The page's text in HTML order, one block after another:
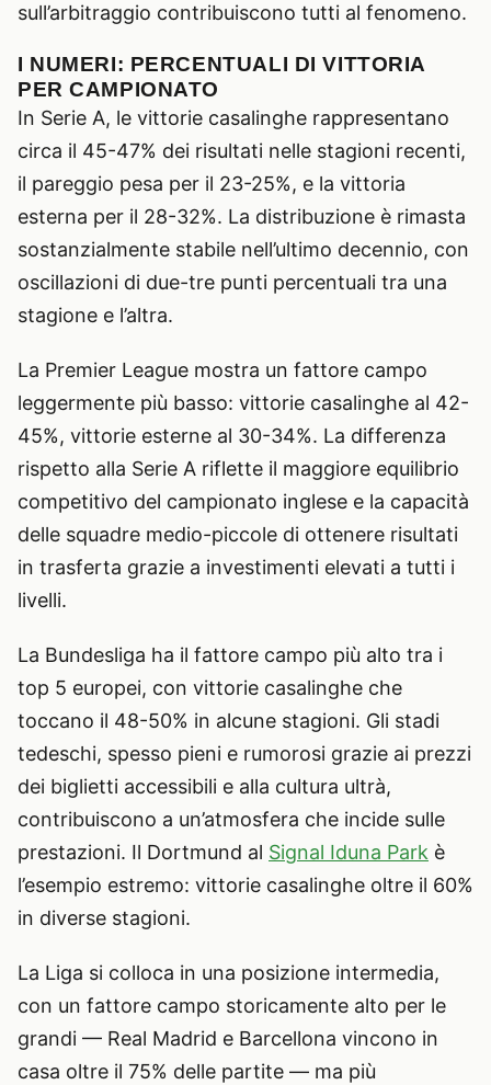
sull’arbitraggio contribuiscono tutti al fenomeno.
I NUMERI: PERCENTUALI DI VITTORIA
PER CAMPIONATO
In Serie A, le vittorie casalinghe rappresentano
circa il 45-47% dei risultati nelle stagioni recenti,
il pareggio pesa per il 23-25%, e la vittoria
esterna per il 28-32%. La distribuzione è rimasta
sostanzialmente stabile nell’ultimo decennio, con
oscillazioni di due-tre punti percentuali tra una
stagione e l’altra.
La Premier League mostra un fattore campo
leggermente più basso: vittorie casalinghe al 42-
45%, vittorie esterne al 30-34%. La differenza
rispetto alla Serie A riflette il maggiore equilibrio
competitivo del campionato inglese e la capacità
delle squadre medio-piccole di ottenere risultati
in trasferta grazie a investimenti elevati a tutti i
livelli.
La Bundesliga ha il fattore campo più alto tra i
top 5 europei, con vittorie casalinghe che
toccano il 48-50% in alcune stagioni. Gli stadi
tedeschi, spesso pieni e rumorosi grazie ai prezzi
dei biglietti accessibili e alla cultura ultrà,
contribuiscono a un’atmosfera che incide sulle
prestazioni. Il Dortmund al Signal Iduna Park è
l’esempio estremo: vittorie casalinghe oltre il 60%
in diverse stagioni.
La Liga si colloca in una posizione intermedia,
con un fattore campo storicamente alto per le
grandi — Real Madrid e Barcellona vincono in
casa oltre il 75% delle partite — ma più